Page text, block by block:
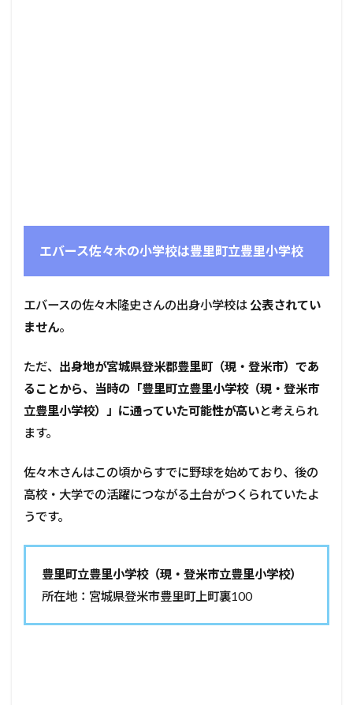
エバース佐々木の小学校は豊里町立豊里小学校
エバースの佐々木隆史さんの出身小学校は 公表されてい
ません。
ただ、 出身地が宮城県登米郡豊里町（現・登米市）であ
ることから、当時の「豊里町立豊里小学校（現・登米市
立豊里小学校）」に通っていた可能性が高いと考えられ
ます。
佐々木さんはこの頃からすでに野球を始めており、後の
高校・大学での活躍につながる土台がつくられていたよ
うです。
豊里町立豊里小学校（現・登米市立豊里小学校）
所在地：宮城県登米市豊里町上町裏100